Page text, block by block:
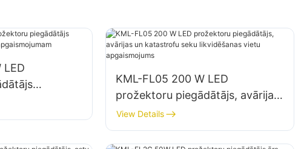
LED
KML-FL05 200 W LED
prožektoru piegādātājs, avārijas
un katastrofu seku likvidēšanas
vietu apgaismojums
View Details